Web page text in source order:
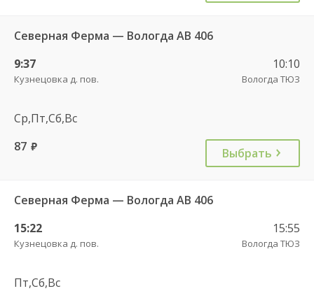
Северная Ферма — Вологда АВ 406
9:37
Кузнецовка д. пов.
10:10
Вологда ТЮЗ
Ср,Пт,Сб,Вс
87 руб. Выбрать
Северная Ферма — Вологда АВ 406
15:22
Кузнецовка д. пов.
15:55
Вологда ТЮЗ
Пт,Сб,Вс